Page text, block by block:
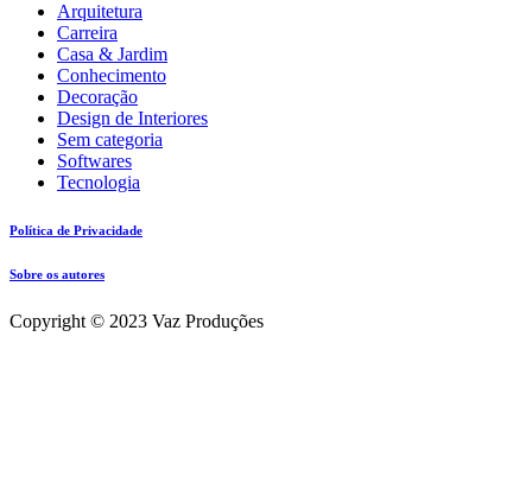
Arquitetura
Carreira
Casa & Jardim
Conhecimento
Decoração
Design de Interiores
Sem categoria
Softwares
Tecnologia
Política de Privacidade
Sobre os autores
Copyright © 2023 Vaz Produções